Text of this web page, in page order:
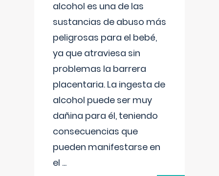
alcohol es una de las
sustancias de abuso más
peligrosas para el bebé,
ya que atraviesa sin
problemas la barrera
placentaria. La ingesta de
alcohol puede ser muy
dañina para él, teniendo
consecuencias que
pueden manifestarse en
el ...